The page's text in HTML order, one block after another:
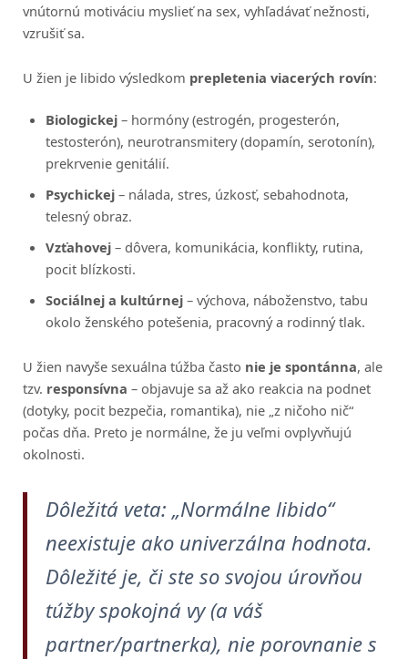
vnútornú motiváciu myslieť na sex, vyhľadávať nežnosti,
vzrušiť sa.
U žien je libido výsledkom prepletenia viacerých rovín:
Biologickej – hormóny (estrogén, progesterón,
testosterón), neurotransmitery (dopamín, serotonín),
prekrvenie genitálií.
Psychickej – nálada, stres, úzkosť, sebahodnota,
telesný obraz.
Vzťahovej – dôvera, komunikácia, konflikty, rutina,
pocit blízkosti.
Sociálnej a kultúrnej – výchova, náboženstvo, tabu
okolo ženského potešenia, pracovný a rodinný tlak.
U žien navyše sexuálna túžba často nie je spontánna, ale
tzv. responsívna – objavuje sa až ako reakcia na podnet
(dotyky, pocit bezpečia, romantika), nie „z ničoho nič“
počas dňa. Preto je normálne, že ju veľmi ovplyvňujú
okolnosti.
Dôležitá veta: „Normálne libido“
neexistuje ako univerzálna hodnota.
Dôležité je, či ste so svojou úrovňou
túžby spokojná vy (a váš
partner/partnerka), nie porovnanie s